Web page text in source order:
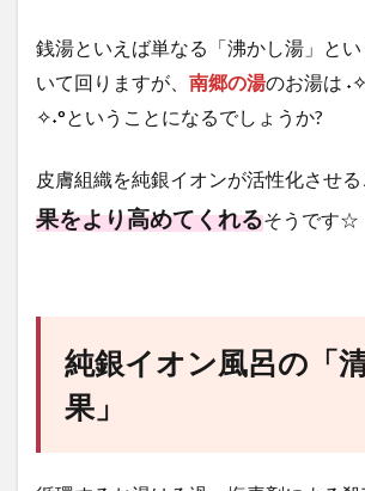
銭湯といえば単なる「沸かし湯」と
いて回りますが、 南郷の湯のお湯は
✧˖°ということになるでしょうか?
皮膚組織を純銀イオンが活性化させ
果をより高めてくれるそうです☆
純銀イオン風呂の「
果」